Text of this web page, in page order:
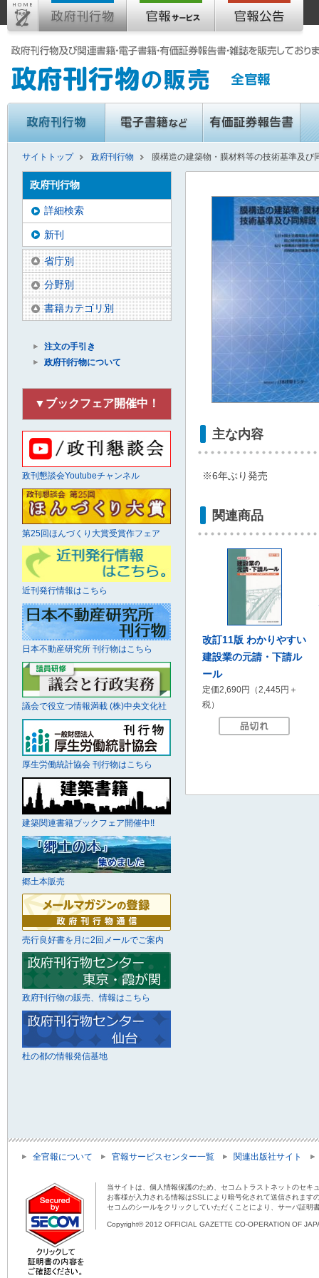
サイトトップ 政府刊行物 膜構造の建築物・膜材料等の技術基準及び
主な内容
※6年ぶり発売
関連商品
改訂11版 わかりやすい
建設業の元請・下請ル
ール
定価2,690円（2,445円＋
税）
政府刊行物
詳細検索
新刊
省庁別
分野別
書籍カテゴリ別
注文の手引き
政府刊行物について
▼ブックフェア開催中！
政刊懇談会Youtubeチャンネル
第25回ほんづくり大賞受賞作フェア
近刊発行情報はこちら
日本不動産研究所 刊行物はこちら
議会で役立つ情報満載 (株)中央文化社
厚生労働統計協会 刊行物はこちら
建築関連書籍ブックフェア開催中!!
郷土本販売
売行良好書を月に2回メールでご案内
政府刊行物の販売、情報はこちら
杜の都の情報発信基地
全官報について 官報サービスセンター一覧 関連出版社サイト
当サイトは、個人情報保護のため、セコムトラストネットのセキ
お客様が入力される情報はSSLにより暗号化されて送信されま
セコムのシールをクリックしていただくことにより、サーバ証明
Copyright© 2012 OFFICIAL GAZETTE CO-OPERATION OF